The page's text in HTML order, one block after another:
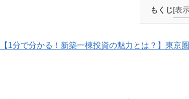
もくじ[表
【1分で分かる！新築一棟投資の魅力とは？】東京